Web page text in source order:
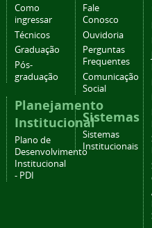
Como
ingressar
Técnicos
Graduação
Pós-
graduação
Planejamento
Institucional
Plano de
Desenvolvimento
Institucional
- PDI
Fale
Conosco
Ouvidoria
Perguntas
Frequentes
Comunicação
Social
Sistemas
Sistemas
Institucionais